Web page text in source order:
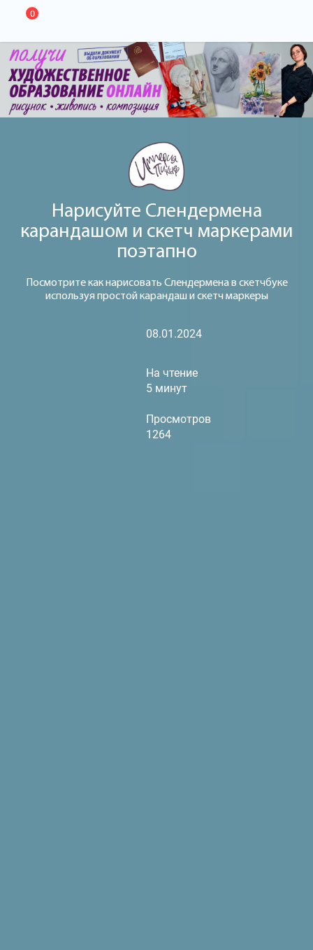
0
Нарисуйте Слендермена
карандашом и скетч маркерами
поэтапно
Посмотрите как нарисовать Слендермена в скетчбуке
используя простой карандаш и скетч маркеры
08.01.2024
На чтение
5 минут
Просмотров
1264